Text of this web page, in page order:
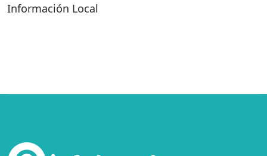
Información Local